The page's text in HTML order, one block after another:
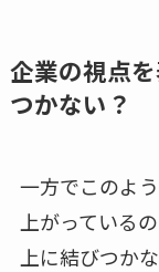
企業の視点
つかない？
一方でこのよ
上がっている
上に結びつか